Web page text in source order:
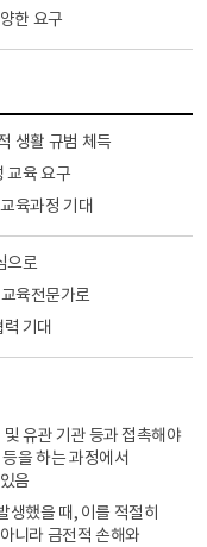
한 요구
생활 규범 체득
교육 요구
육과정 기대
으로
육전문가로
기대
유관 기관 등과 접촉해야
을 하는 과정에서
음
생했을 때, 이를 적절히
니라 금전적 손해와